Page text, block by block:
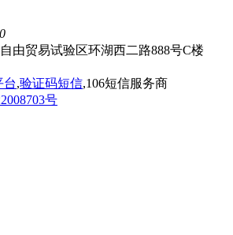
由贸易试验区环湖西二路888号C楼
台,验证码短信,106短信服务商
号